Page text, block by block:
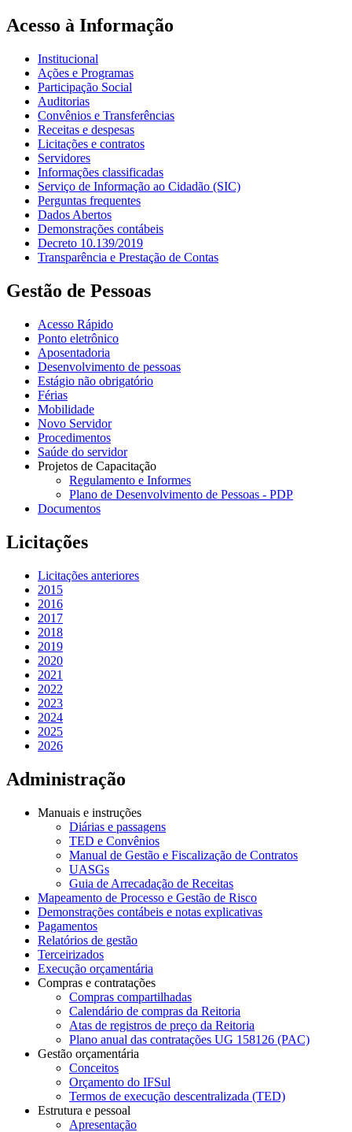
Acesso à Informação
Institucional
Ações e Programas
Participação Social
Auditorias
Convênios e Transferências
Receitas e despesas
Licitações e contratos
Servidores
Informações classificadas
Serviço de Informação ao Cidadão (SIC)
Perguntas frequentes
Dados Abertos
Demonstrações contábeis
Decreto 10.139/2019
Transparência e Prestação de Contas
Gestão de Pessoas
Acesso Rápido
Ponto eletrônico
Aposentadoria
Desenvolvimento de pessoas
Estágio não obrigatório
Férias
Mobilidade
Novo Servidor
Procedimentos
Saúde do servidor
Projetos de Capacitação
Regulamento e Informes
Plano de Desenvolvimento de Pessoas - PDP
Documentos
Licitações
Licitações anteriores
2015
2016
2017
2018
2019
2020
2021
2022
2023
2024
2025
2026
Administração
Manuais e instruções
Diárias e passagens
TED e Convênios
Manual de Gestão e Fiscalização de Contratos
UASGs
Guia de Arrecadação de Receitas
Mapeamento de Processo e Gestão de Risco
Demonstrações contábeis e notas explicativas
Pagamentos
Relatórios de gestão
Terceirizados
Execução orçamentária
Compras e contratações
Compras compartilhadas
Calendário de compras da Reitoria
Atas de registros de preço da Reitoria
Plano anual das contratações UG 158126 (PAC)
Gestão orçamentária
Conceitos
Orçamento do IFSul
Termos de execução descentralizada (TED)
Estrutura e pessoal
Apresentação